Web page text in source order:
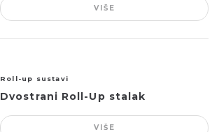
VIŠE
Roll-up sustavi
Dvostrani Roll-Up stalak
VIŠE